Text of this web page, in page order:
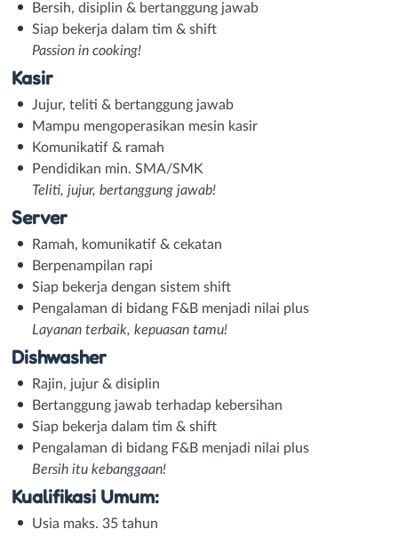
Bersih, disiplin & bertanggung jawab
Siap bekerja dalam tim & shift
Passion in cooking!
Kasir
Jujur, teliti & bertanggung jawab
Mampu mengoperasikan mesin kasir
Komunikatif & ramah
Pendidikan min. SMA/SMK
Teliti, jujur, bertanggung jawab!
Server
Ramah, komunikatif & cekatan
Berpenampilan rapi
Siap bekerja dengan sistem shift
Pengalaman di bidang F&B menjadi nilai plus
Layanan terbaik, kepuasan tamu!
Dishwasher
Rajin, jujur & disiplin
Bertanggung jawab terhadap kebersihan
Siap bekerja dalam tim & shift
Pengalaman di bidang F&B menjadi nilai plus
Bersih itu kebanggaan!
Kualifikasi Umum:
Usia maks. 35 tahun